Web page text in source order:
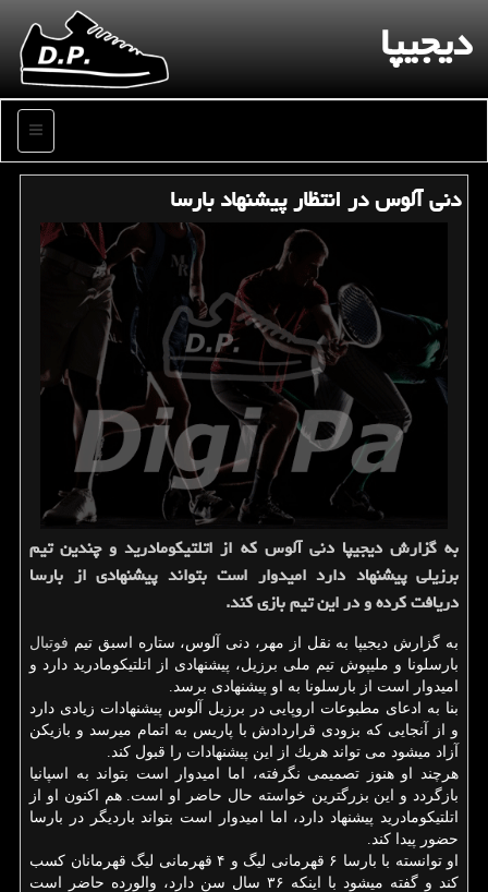
دیجیپا
منو
دنی آلوس در انتظار پیشنهاد بارسا
به گزارش دیجیپا دنی آلوس كه از اتلتیكومادرید و چندین تیم
برزیلی پیشنهاد دارد امیدوار است بتواند پیشنهادی از بارسا
دریافت كرده و در این تیم بازی كند.
به گزارش دیجیپا به نقل از مهر، دنی آلوس، ستاره اسبق تیم فوتبال
بارسلونا و ملی‎پوش تیم ملی برزیل، پیشنهادی از اتلتیكومادرید دارد و
امیدوار است از بارسلونا به او پیشنهادی برسد.
بنا به ادعای مطبوعات اروپایی در برزیل آلوس پیشنهادات زیادی دارد
و از آنجایی كه بزودی قراردادش با پاریس به اتمام می‎رسد و بازیكن
آزاد می‎شود می تواند هریك از این پیشنهادات را قبول كند.
هرچند او هنوز تصمیمی نگرفته، اما امیدوار است بتواند به اسپانیا
بازگردد و این بزرگ‎ترین خواسته حال حاضر او است. هم اكنون او از
اتلتیكومادرید پیشنهاد دارد، اما امیدوار است بتواند باردیگر در بارسا
حضور پیدا كند.
او توانسته با بارسا ۶ قهرمانی لیگ و ۴ قهرمانی لیگ قهرمانان كسب
كند و گفته می‎شود با اینكه ۳۶ سال سن دارد، والورده حاضر است